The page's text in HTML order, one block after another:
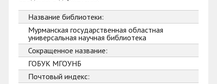
Название библиотеки:
Мурманская государственная областная
универсальная научная библиотека
Сокращенное название:
ГОБУК МГОУНБ
Почтовый индекс: